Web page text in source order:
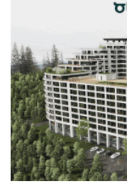
Ավտովթար՝
ճանապարհին
ը. կա
Արժևորվում